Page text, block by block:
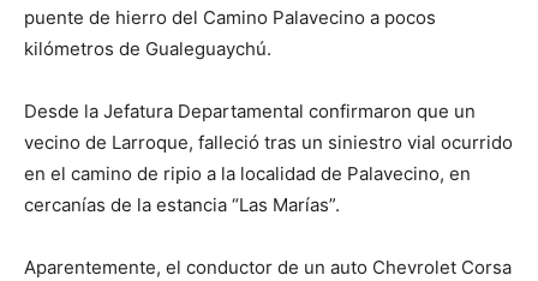
puente de hierro del Camino Palavecino a pocos
kilómetros de Gualeguaychú.
Desde la Jefatura Departamental confirmaron que un
vecino de Larroque, falleció tras un siniestro vial ocurrido
en el camino de ripio a la localidad de Palavecino, en
cercanías de la estancia “Las Marías”.
Aparentemente, el conductor de un auto Chevrolet Corsa